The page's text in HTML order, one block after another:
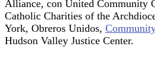
Alliance, con United Community
Catholic Charities of the
York, Obreros Unidos,
Hudson Valley Justice Center.